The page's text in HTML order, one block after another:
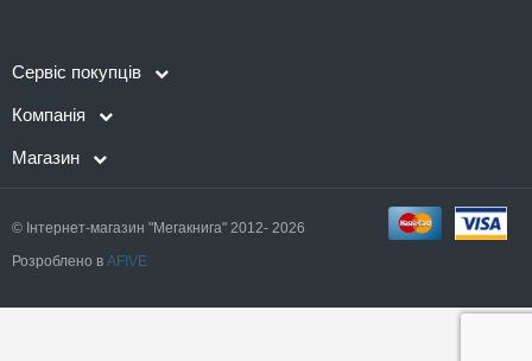
Сервіс покупців
Компанія
Магазин
© Інтернет-магазин "Мегакнига" 2012- 2026
Розроблено в AFIVE